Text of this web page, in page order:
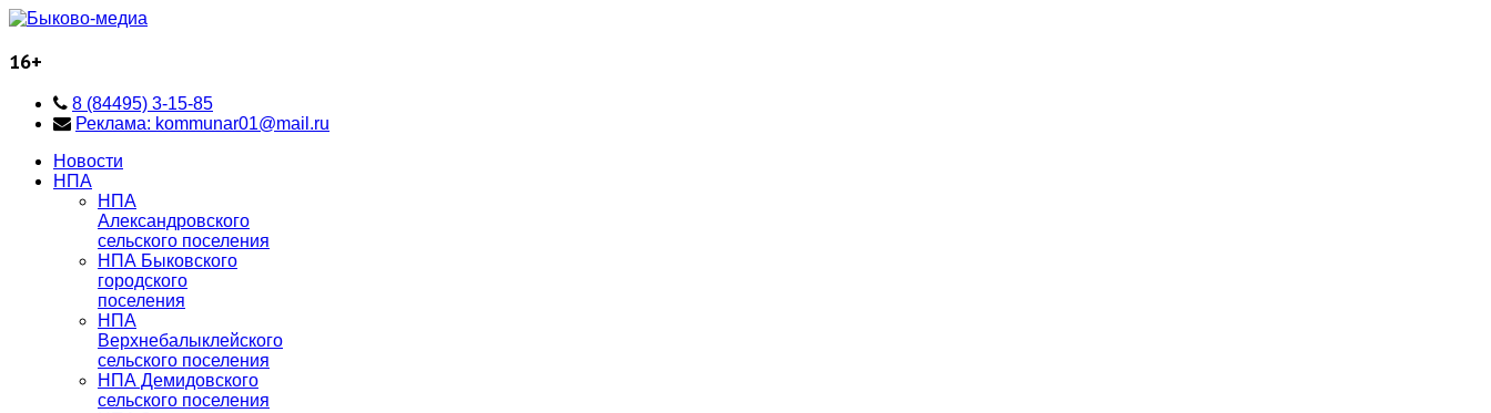
16+
8 (84495) 3-15-85
Реклама: kommunar01@mail.ru
Новости
НПА
НПА
Александровского
сельского поселения
НПА Быковского
городского
поселения
НПА
Верхнебалыклейского
сельского поселения
НПА Демидовского
сельского поселения